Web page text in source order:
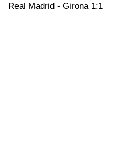
Real Madrid - Girona 1:1